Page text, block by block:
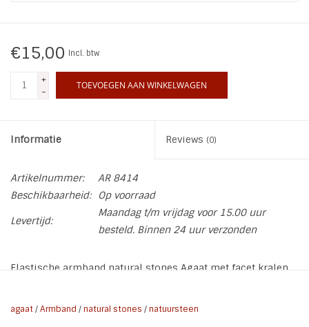
€15,00 Incl. btw
+
-
TOEVOEGEN AAN WINKELWAGEN
Informatie Reviews (0)
Artikelnummer:
AR 8414
Beschikbaarheid:
Op voorraad
Levertijd:
Maandag t/m vrijdag voor 15.00 uur
besteld. Binnen 24 uur verzonden
Elastische armband natural stones Agaat met facet kralen
agaat/Armband /natural stones /natuursteen